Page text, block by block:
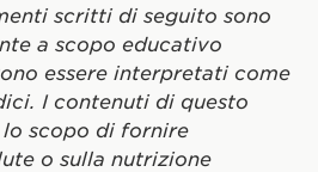
scritti di seguito sono
a scopo educativo
essere interpretati come
I contenuti di questo
scopo di fornire
o sulla nutrizione